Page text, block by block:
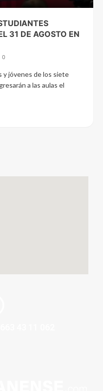
31 DE AGOSTO EN
0
y jóvenes de los siete
a las aulas el